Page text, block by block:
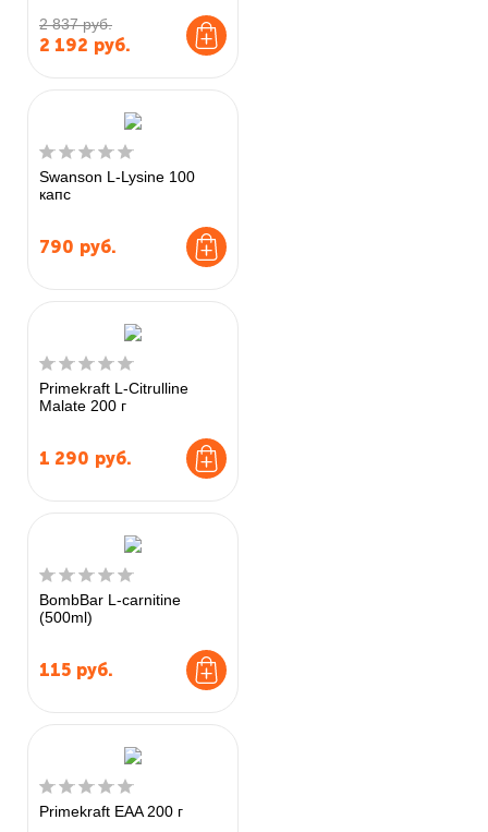
2 837 руб.
2 192 руб.
Swanson L-Lysine 100
капс
790 руб.
Primekraft L-Citrulline
Malate 200 г
1 290 руб.
BombBar L-carnitine
(500ml)
115 руб.
Primekraft EAA 200 г